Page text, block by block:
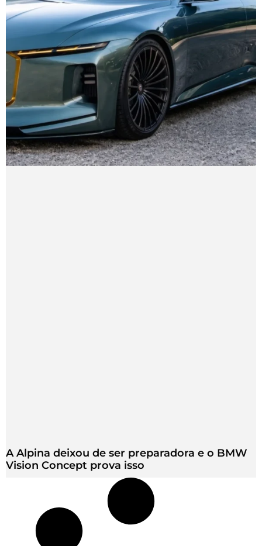
A Alpina deixou de ser preparadora e o BMW
Vision Concept prova isso